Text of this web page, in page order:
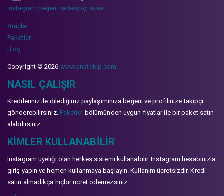
instagram beğeni ve takipçi sitesi
Araçlar
Paketler
Blog
Copyright © 2026 www.anatakip.com
NASIL ÇALIŞIR
Kredileriniz ile dilediğiniz paylaşımınıza beğeni ve profilinize takipçi
gönderebilirsiniz. Paketlerbölümünden uygun fiyatlar ile bir paket satın
alabilirsiniz.
KIMLER KULLANABILIR
Instagram üyeliği olan herkes sistemi kullanabilir. Instagram hesabınızla
giriş yapın ve hemen kullanmaya başlayın. Kullanım ücretsizdir. Kredi
satın almadıkça hiçbir ücret ödemezsiniz.